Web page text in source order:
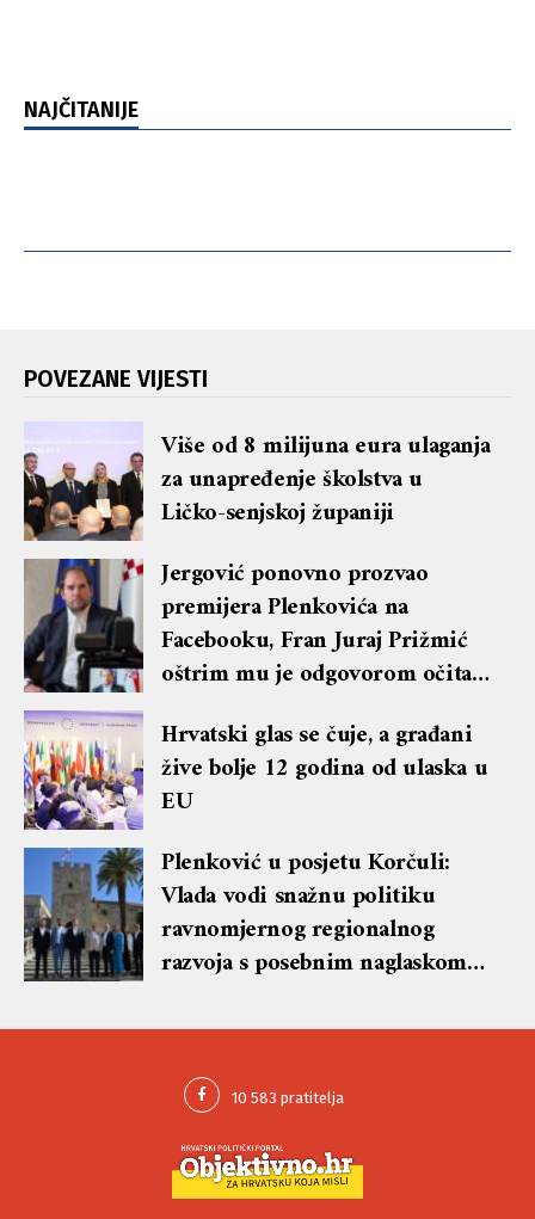
NAJČITANIJE
POVEZANE VIJESTI
Više od 8 milijuna eura ulaganja
za unapređenje školstva u
Ličko-senjskoj županiji
Jergović ponovno prozvao
premijera Plenkovića na
Facebooku, Fran Juraj Prižmić
oštrim mu je odgovorom očitao
komentara
Hrvatski glas se čuje, a građani
žive bolje 12 godina od ulaska u
EU
Plenković u posjetu Korčuli:
Vlada vodi snažnu politiku
ravnomjernog regionalnog
razvoja s posebnim naglaskom